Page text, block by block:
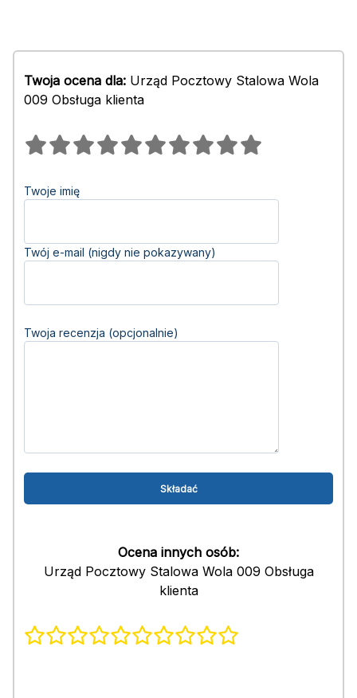
Twoja ocena dla: Urząd Pocztowy Stalowa Wola
009 Obsługa klienta
Twoje imię
Twój e-mail (nigdy nie pokazywany)
Twoja recenzja (opcjonalnie)
Ocena innych osób:
Urząd Pocztowy Stalowa Wola 009 Obsługa
klienta